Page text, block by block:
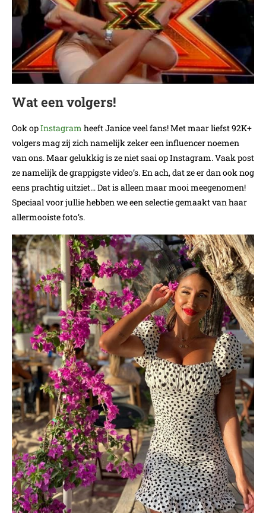
Wat een volgers!
Ook opInstagram heeft Janice veel fans! Met maar liefst 92K+
volgers mag zij zich namelijk zeker een influencer noemen
van ons. Maar gelukkig is ze niet saai op Instagram. Vaak post
ze namelijk de grappigste video’s. En ach, dat ze er dan ook nog
eens prachtig uitziet… Dat is alleen maar mooi meegenomen!
Speciaal voor jullie hebben we een selectie gemaakt van haar
allermooiste foto’s.